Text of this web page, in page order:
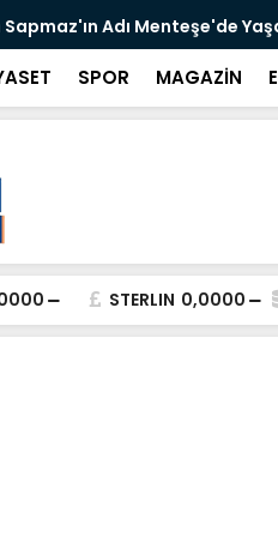
Adı Menteşe'de
SPOR MAGAZİN
STERLIN 0,0000